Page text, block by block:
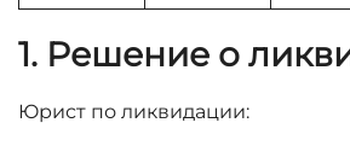
1. Решение о
Юрист по ликвидации: